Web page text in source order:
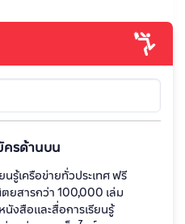
ครด้านบน
รู้เครือข่ายทั่วประเทศ ฟรี
ยสารกว่า 100,000 เล่ม
สือและสื่อการเรียนรู้